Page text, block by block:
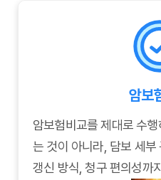
언더라이팅 과정에서 검
가족 보험을 함께 비교
→ 일부 사이트는 패밀리
로, 연령대별 담보 구성을
다.
고, 나에게 맞는 암보험
암보
암보험비교를 제대로 수
는 것이 아니라, 담보 세부
갱신 방식, 청구 편의성까